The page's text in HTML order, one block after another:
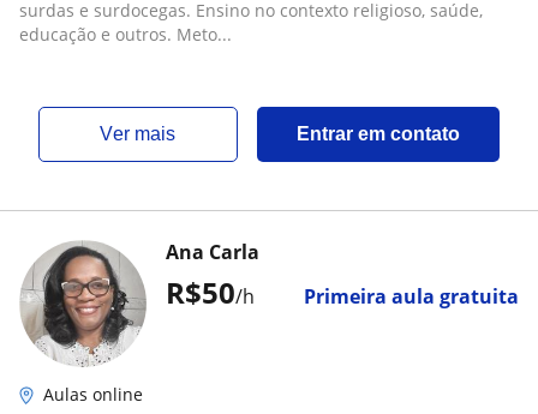
surdas e surdocegas. Ensino no contexto religioso, saúde,
educação e outros. Meto...
ver mais Entrar em contato
R$50/h Primeira aula gratuita
Ana Carla
Aulas online